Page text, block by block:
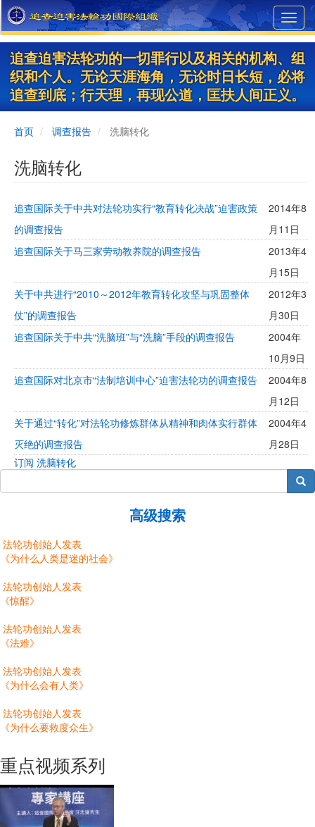
Skip
to
main
content
追查迫害法轮功的一切罪行以及相关的机构、组
织和个人。无论天涯海角，无论时日长短，必将
追查到底；行天理，再现公道，匡扶人间正义。
首页 调查报告 洗脑转化
洗脑转化
追查国际关于中共对法轮功实行“教育转化决战”迫害政策
的调查报告
2014年8
月11日
追查国际关于马三家劳动教养院的调查报告
2013年4
月15日
关于中共进行“2010～2012年教育转化攻坚与巩固整体
仗”的调查报告
2012年3
月30日
追查国际关于中共“洗脑班”与“洗脑”手段的调查报告
2004年
10月9日
追查国际对北京市“法制培训中心”迫害法轮功的调查报告
2004年8
月12日
关于通过“转化”对法轮功修炼群体从精神和肉体实行群体
灭绝的调查报告
2004年4
月28日
订阅 洗脑转化
搜索
高级搜索
法轮功创始人发表
《为什么人类是迷的社会》
法轮功创始人发表
《惊醒》
法轮功创始人发表
《法难》
法轮功创始人发表
《为什么会有人类》
法轮功创始人发表
《为什么要救度众生》
重点视频系列